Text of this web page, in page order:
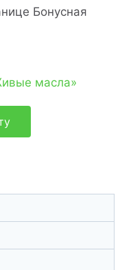
Бонусная